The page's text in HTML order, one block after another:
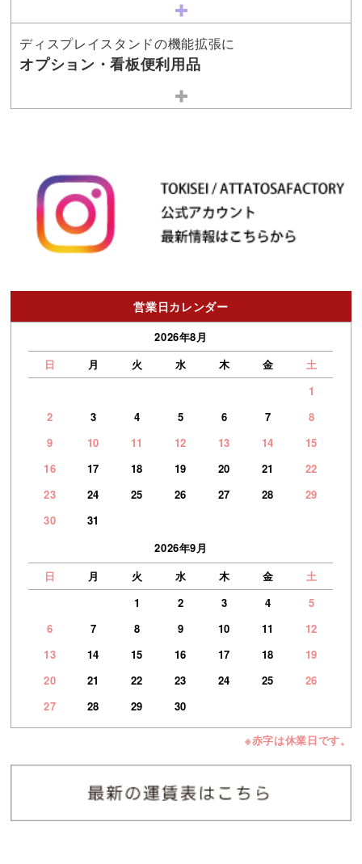
ディスプレイスタンドの機能拡張に
オプション・看板便利用品
営業日カレンダー
2026年8月
日
月 火 水 木 金
土
1
2
3 4 5 6 7
8
9
10 11 12 13 14
15
16
17 18 19 20 21
22
23
24 25 26 27 28
29
30
31
2026年9月
日
月 火 水 木 金
土
1
2 3 4
5
6
7 8 9 10 11
12
13
14 15 16 17 18
19
20
21 22 23 24 25
26
27
28 29 30
※赤字は休業日です。